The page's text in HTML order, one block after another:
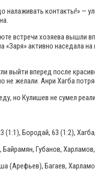
налаживать контакты!» —
встречи хозяева вышли
активно наседала
выйти вперед после
не желали. Анри Хагба
но Кулишев не сумел
Бородай, 63 (1:2),
Губанов,
(Арефьев), Багаев,